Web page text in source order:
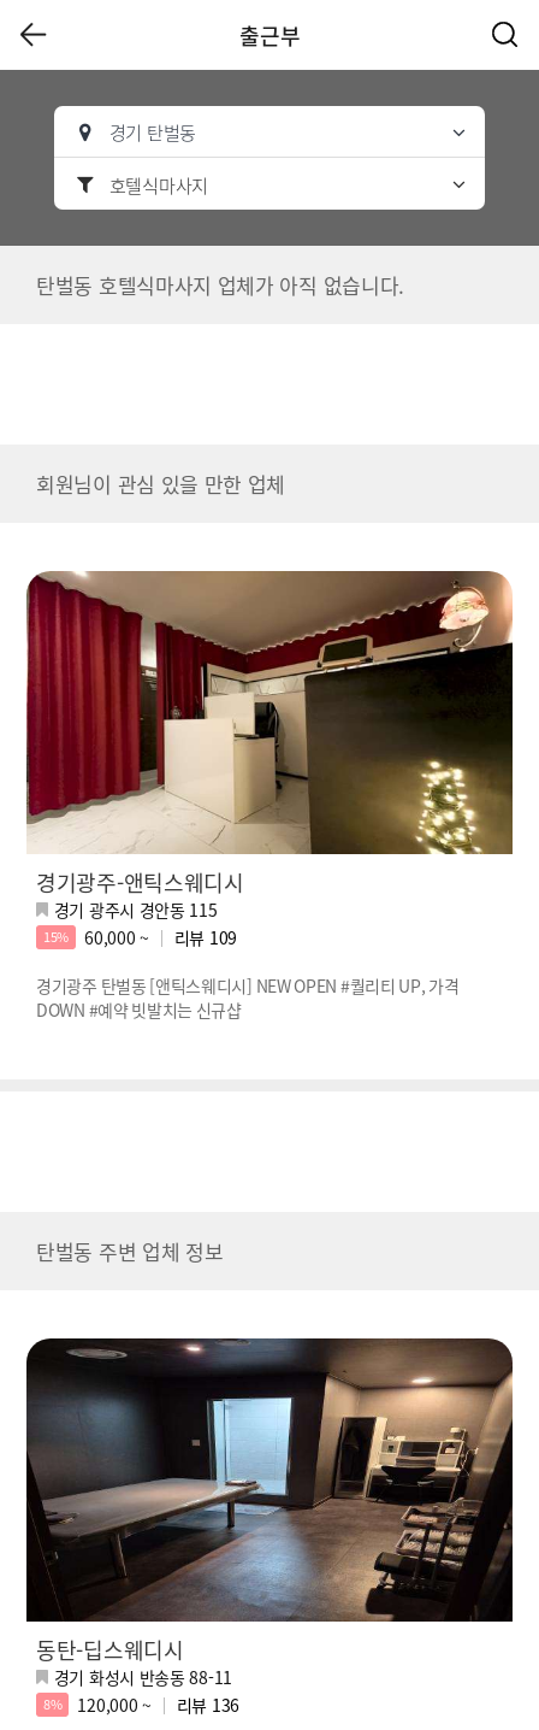
출근부
경기 탄벌동
호텔식마사지
탄벌동 호텔식마사지 업체가 아직 없습니다.
회원님이 관심 있을 만한 업체
경기광주-앤틱스웨디시
경기 광주시 경안동 115
15% 60,000 ~ 리뷰 109
경기광주 탄벌동 [앤틱스웨디시] NEW OPEN #퀄리티 UP, 가격
DOWN #예약 빗발치는 신규샵
탄벌동 주변 업체 정보
동탄-딥스웨디시
경기 화성시 반송동 88-11
8% 120,000 ~ 리뷰 136